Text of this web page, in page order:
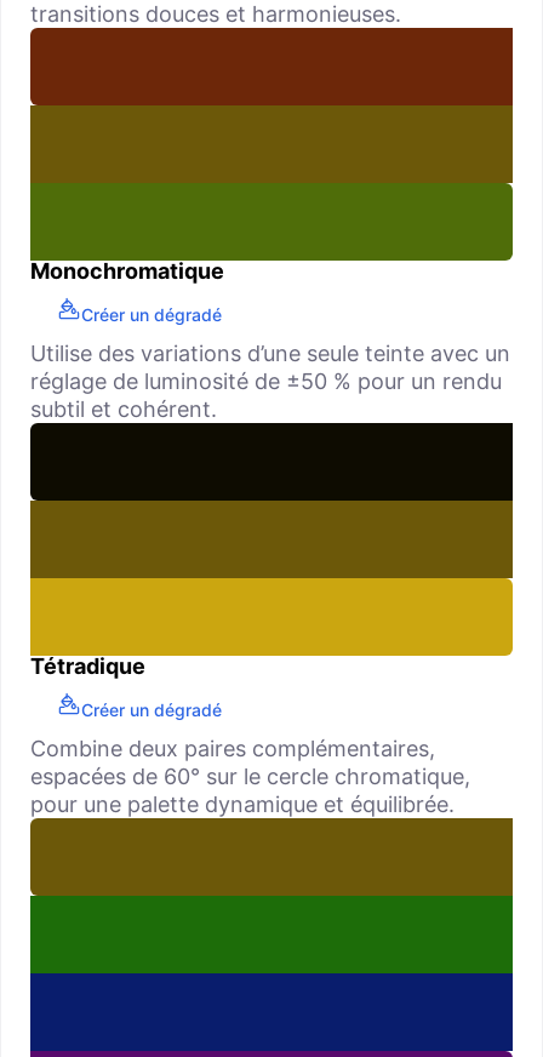
transitions douces et harmonieuses.
Monochromatique
Créer un dégradé
Utilise des variations d’une seule teinte avec un
réglage de luminosité de ±50 % pour un rendu
subtil et cohérent.
Tétradique
Créer un dégradé
Combine deux paires complémentaires,
espacées de 60° sur le cercle chromatique,
pour une palette dynamique et équilibrée.